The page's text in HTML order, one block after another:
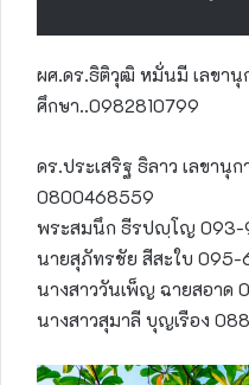
ผศ.ดร.ธิติวุฒิ หมั่นมี เลขา
ศึกษา..0982810799
ดร.ประเสริฐ ธิลาว เลขา
0800468559
พระสมนึก ธีรปญฺโญ 093-
นายสุภัทรชัย สีสะใบ
นางสาววันเพ็ญ ฉายสอาด
นางสาวสุมาลี บุญเรือง